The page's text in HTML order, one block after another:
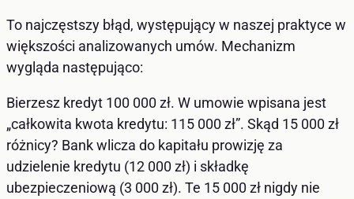
To najczęstszy błąd, występujący w naszej praktyce w
większości analizowanych umów. Mechanizm
wygląda następująco:
Bierzesz kredyt 100 000 zł. W umowie wpisana jest
„całkowita kwota kredytu: 115 000 zł”. Skąd 15 000 zł
różnicy? Bank wlicza do kapitału prowizję za
udzielenie kredytu (12 000 zł) i składkę
ubezpieczeniową (3 000 zł). Te 15 000 zł nigdy nie